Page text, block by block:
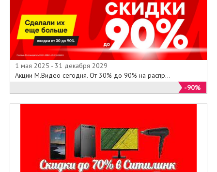
1 мая 2025 - 31 декабря 2029
Акции М.Видео сегодня. От 30% до 90% на распр...
-90%